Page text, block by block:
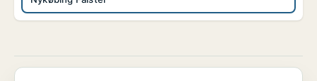
Content Creator (Studiejob)